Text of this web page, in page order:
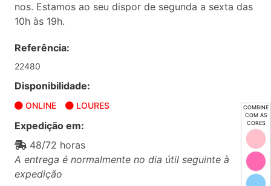
COMBINE
COM AS
CORES
nos. Estamos ao seu dispor de segunda a sexta das
10h às 19h.
Referência:
22480
Disponibilidade:
ONLINE LOURES
Expedição em:
48/72 horas
A entrega é normalmente no dia útil seguinte à
expedição